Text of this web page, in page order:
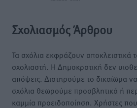
Σχολιασμός Άρθρου
Τα σχόλια εκφράζουν αποκλειστικά
σχολιαστή. Η Δημοκρατική δεν
απόψεις. Διατηρούμε το δικαίωμα
σχόλια θεωρούμε προσβλητικά ή
καμμία προειδοποίηση. Χρήστες